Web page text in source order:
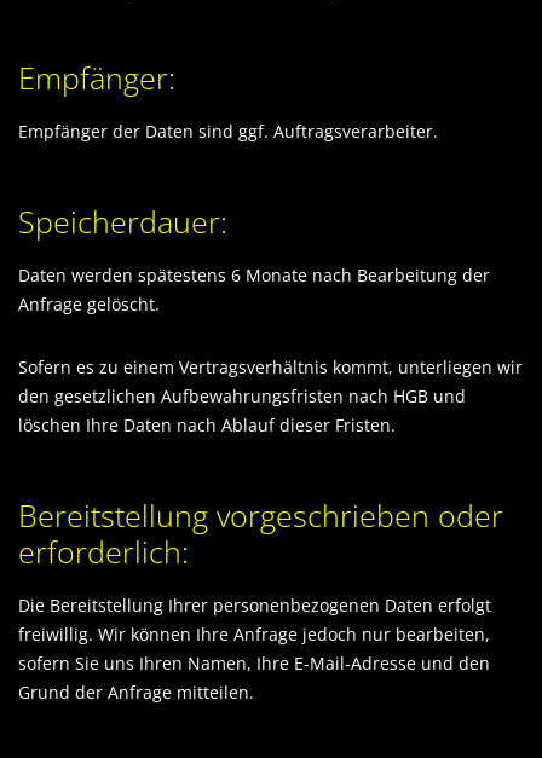
Empfänger:
Empfänger der Daten sind ggf. Auftragsverarbeiter.
Speicherdauer:
Daten werden spätestens 6 Monate nach Bearbeitung der
Anfrage gelöscht.
Sofern es zu einem Vertragsverhältnis kommt, unterliegen wir
den gesetzlichen Aufbewahrungsfristen nach HGB und
löschen Ihre Daten nach Ablauf dieser Fristen.
Bereitstellung vorgeschrieben oder
erforderlich:
Die Bereitstellung Ihrer personenbezogenen Daten erfolgt
freiwillig. Wir können Ihre Anfrage jedoch nur bearbeiten,
sofern Sie uns Ihren Namen, Ihre E-Mail-Adresse und den
Grund der Anfrage mitteilen.